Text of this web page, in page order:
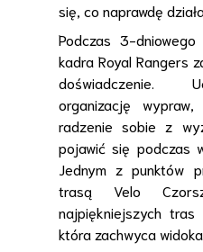
się, co naprawdę
Podczas 3-dniowego
kadra Royal Rangers
doświadczenie.
organizację
radzenie sobie z
pojawić się podczas
Jednym z punktów
trasą Velo
najpiękniejszych tras
która zachwyca